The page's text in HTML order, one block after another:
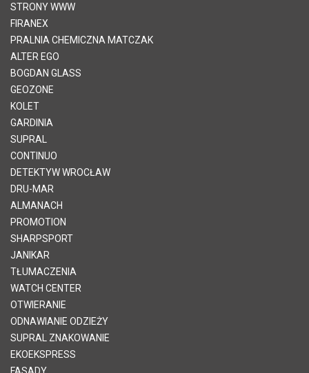
STRONY WWW
FIRANEX
PRALNIA CHEMICZNA MATCZAK
ALTER EGO
BOGDAN GLASS
GEOZONE
KOLET
GARDINIA
SUPRAL
CONTINUO
DETEKTYW WROCŁAW
DRU-MAR
ALMANACH
PROMOTION
SHARPSPORT
JANIKAR
TŁUMACZENIA
WATCH CENTER
OTWIERANIE
ODNAWIANIE ODZIEŻY
SUPRAL ZNAKOWANIE
EKOEKSPRESS
FASADY